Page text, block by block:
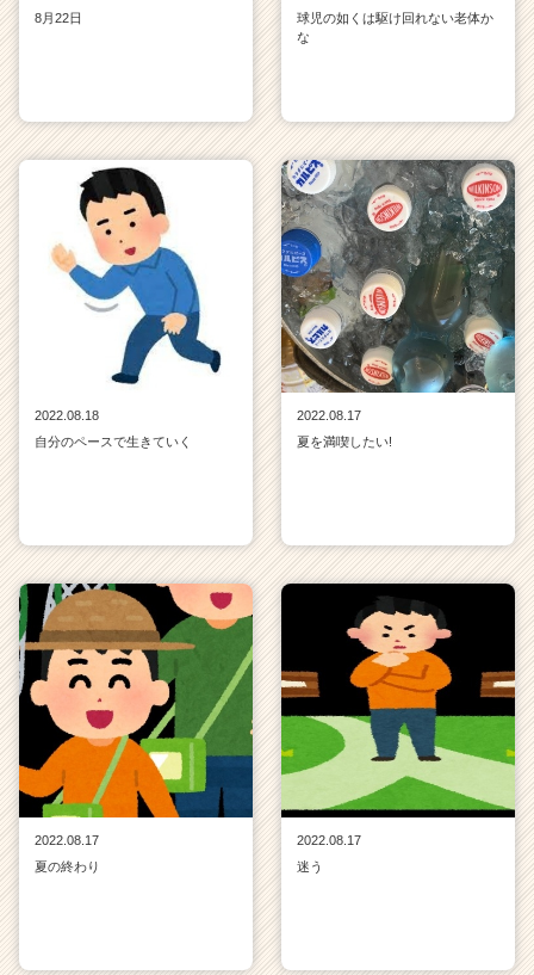
8月22日
球児の如くは駆け回れない老体か
な
2022.08.18
自分のペースで生きていく
2022.08.17
夏を満喫したい!
2022.08.17
夏の終わり
2022.08.17
迷う